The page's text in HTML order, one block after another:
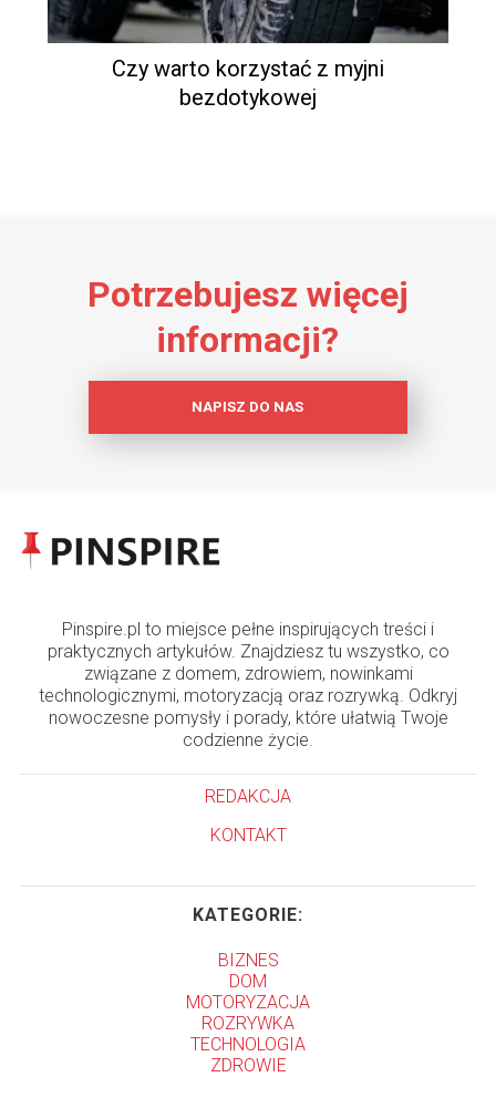
Czy warto korzystać z myjni
bezdotykowej
Potrzebujesz więcej
informacji?
NAPISZ DO NAS
Pinspire.pl to miejsce pełne inspirujących treści i
praktycznych artykułów. Znajdziesz tu wszystko, co
związane z domem, zdrowiem, nowinkami
technologicznymi, motoryzacją oraz rozrywką. Odkryj
nowoczesne pomysły i porady, które ułatwią Twoje
codzienne życie.
REDAKCJA
KONTAKT
KATEGORIE:
BIZNES
DOM
MOTORYZACJA
ROZRYWKA
TECHNOLOGIA
ZDROWIE